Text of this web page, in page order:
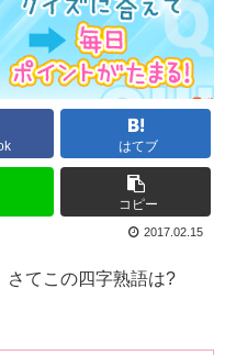
はてブ
コピー
2017.02.15
さてこの四字熟語は?